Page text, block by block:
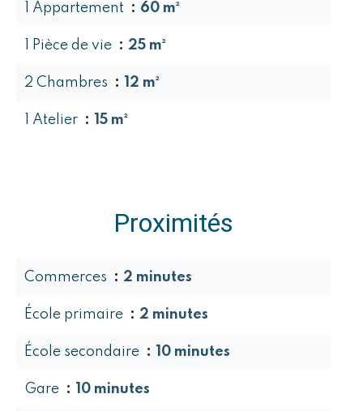
1 Appartement 60 m²
1 Pièce de vie 25 m²
2 Chambres 12 m²
1 Atelier 15 m²
Proximités
Commerces 2 minutes
École primaire 2 minutes
École secondaire 10 minutes
Gare 10 minutes